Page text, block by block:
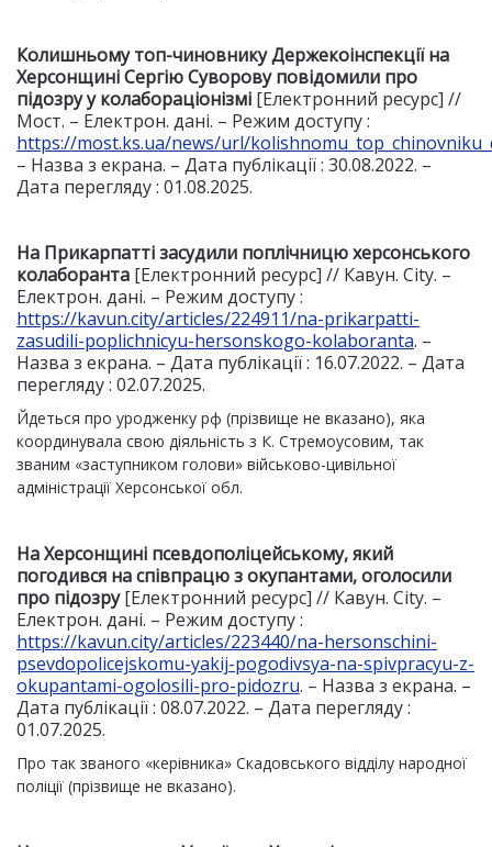
Колишньому топ-чиновнику Держекоінспекції на
Херсонщині Сергію Суворову повідомили про
підозру у колабораціонізмі [Електронний ресурс] //
Мост. – Електрон. дані. – Режим доступу :
https://most.ks.ua/news/url/
– Назва з екрана. – Дата публікації : 30.08.2022. –
Дата перегляду : 01.08.2025.
На Прикарпатті засудили поплічницю херсонського
колаборанта [Електронний ресурс] // Кавун. City. –
Електрон. дані. – Режим доступу :
https://kavun.city/articles/224911/na-prikarpatti-
zasudili-poplichnicyu-hersonskogo-kolaboranta. –
Назва з екрана. – Дата публікації : 16.07.2022. – Дата
перегляду : 02.07.2025.
Йдеться про уродженку рф (прізвище не вказано), яка
координувала свою діяльність з К. Стремоусовим, так
званим «заступником голови» військово-цивільної
адміністрації Херсонської обл.
На Херсонщині псевдополіцейському, який
погодився на співпрацю з окупантами, оголосили
про підозру[Електронний ресурс] // Кавун. City. –
Електрон. дані. – Режим доступу :
https://kavun.city/articles/223440/na-hersonschini-
psevdopolicejskomu-yakij-pogodivsya-na-spivpracyu-z-
okupantami-ogolosili-pro-pidozru. – Назва з екрана. –
Дата публікації : 08.07.2022. – Дата перегляду :
01.07.2025.
Про так званого «керівника» Скадовського відділу народної
поліції (прізвище не вказано).